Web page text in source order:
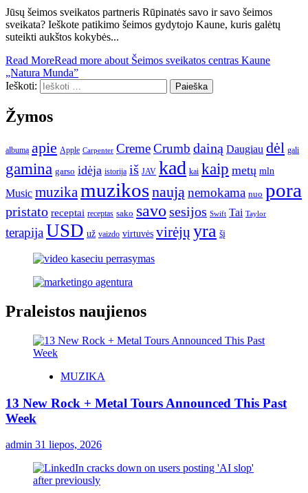
Jūsų šeimos sveikatos partneris Rūpinatės savo ir savo šeimos
sveikata? Ieškote patikimo šeimos gydytojo Kaune, kuris galėtų
suteikti aukštos kokybės...
Read MoreRead more about Šeimos sveikatos centras Kaune
„Natura Munda”
Ieškoti:
Žymos
albumą apie Apple Carpenter CremeCrumb dainą Daugiau dėl gali
gamina garso idėja istorija iš JAV kad kai kaip metų mln
Music muzikamuzikosnaująnemokama nuo pora
pristato receptai receptas sako savo sesijos Swift Tai Taylor
terapijaUSD už vaizdo virtuvės virėjų yra šį
Praleistos naujienos
MUZIKA
13 New Rock + Metal Tours Announced This Past
Week
admin 31 liepos, 2026